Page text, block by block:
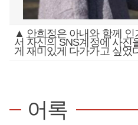
▲ 안희정은 아내와 함께 인
서 자신의 SNS계정에 사진
게 재미있게 다가가고 싶었
어록